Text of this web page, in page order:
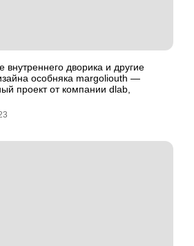
дворика и другие
особняка margoliouth —
проект от компании dlab,